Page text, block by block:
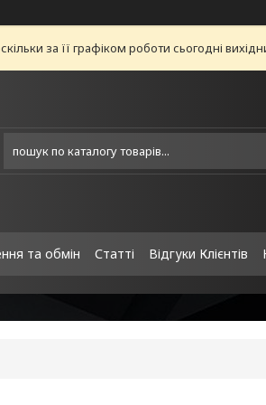
за її графіком роботи сьогодні
та обмін Статті Відгуки Клієнтів